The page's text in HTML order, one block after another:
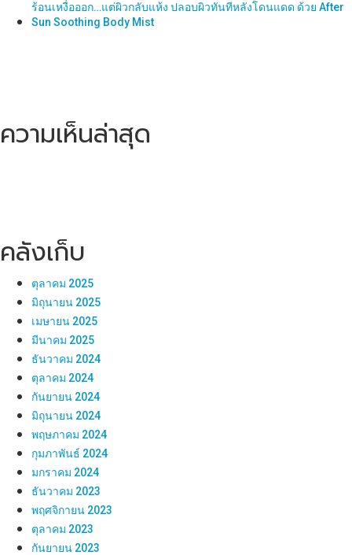
ร้อนเหงื่อออก…แต่ผิวกลับแห้ง ปลอบผิวทันทีหลังโดนแดด ด้วย After
Sun Soothing Body Mist
ความเห็นล่าสุด
คลังเก็บ
ตุลาคม 2025
มิถุนายน 2025
เมษายน 2025
มีนาคม 2025
ธันวาคม 2024
ตุลาคม 2024
กันยายน 2024
มิถุนายน 2024
พฤษภาคม 2024
กุมภาพันธ์ 2024
มกราคม 2024
ธันวาคม 2023
พฤศจิกายน 2023
ตุลาคม 2023
กันยายน 2023